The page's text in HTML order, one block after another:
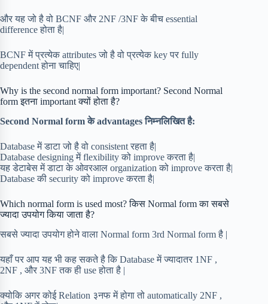
और यह जो है वो BCNF और 2NF /3NF के बीच essential
difference होता है|
BCNF में प्रत्येक attributes जो है वो प्रत्येक key पर fully
dependent होना चाहिए|
Why is the second normal form important? Second Normal
form इतना important क्यों होता है?
Second Normal form के advantages निम्नलिखित है:
Database में डाटा जो है वो consistent रहता है|
Database designing में flexibility को improve करता है|
यह डेटाबेस में डाटा के ओवरआल organization को improve करता है|
Database की security को improve करता है|
Which normal form is used most? किस Normal form का सबसे
ज्यादा उपयोग किया जाता है?
सबसे ज्यादा उपयोग होने वाला Normal form 3rd Normal form है |
यहाँ पर आप यह भी कह सकते है कि Database में ज्यादातर 1NF ,
2NF , और 3NF तक ही use होता है |
क्योकि अगर कोई Relation ३नफ में होगा तो automatically 2NF ,